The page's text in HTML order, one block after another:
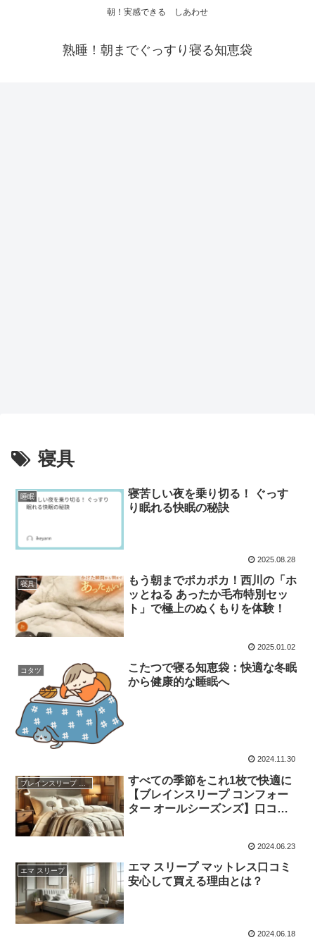
朝！実感できる しあわせ
熟睡！朝までぐっすり寝る知恵袋
寝具
睡眠
寝苦しい夜を乗り切る！ ぐっす
り眠れる快眠の秘訣
2025.08.28
寝具
もう朝までポカポカ！西川の「ホ
ッとねる あったか毛布特別セッ
ト」で極上のぬくもりを体験！
2025.01.02
コタツ
こたつで寝る知恵袋：快適な冬眠
から健康的な睡眠へ
2024.11.30
ブレインスリープ コンフォーター オールシーズンズ
すべての季節をこれ1枚で快適に
【ブレインスリープ コンフォー
ター オールシーズンズ】口コミ
2024.06.23
エマ スリープ
エマ スリープ マットレス口コミ
安心して買える理由とは？
2024.06.18